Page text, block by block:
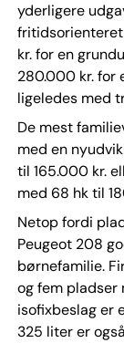
yderligere
fritidsorienteret
kr. for en
280.000 kr. for
ligeledes med
De mest
med en
til 165.000 kr.
med 68 hk til
Netop fordi
Peugeot 208
børnefamilie.
og fem pladser
isofixbeslag er
325 liter er